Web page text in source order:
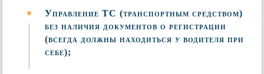
Управление ТС (транспортным средством)
без наличия документов о регистрации
(всегда должны находиться у водителя при
себе);